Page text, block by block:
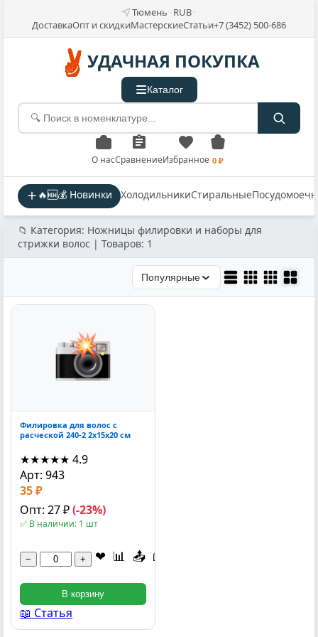
Тюмень RUB
ДоставкаОпт и скидкиМастерскиеСтатьи+7 (3452) 500-686
УДАЧНАЯ ПОКУПКА
Каталог
О насСравнениеИзбранное 0 ₽
🔥🆕💰 Новинки ХолодильникиСтиральные
📁 Категория: Ножницы филировки и наборы для
стрижки волос | Товаров: 1
Популярные
Филировка для волос с
расческой 240-2 2x15x20 см
★★★★★ 4.9
Арт: 943
35 ₽
Опт: 27 ₽(-23%)
✅ В наличии: 1 шт
− + ❤ 📊 📤 📖
В корзину
📖 Статья